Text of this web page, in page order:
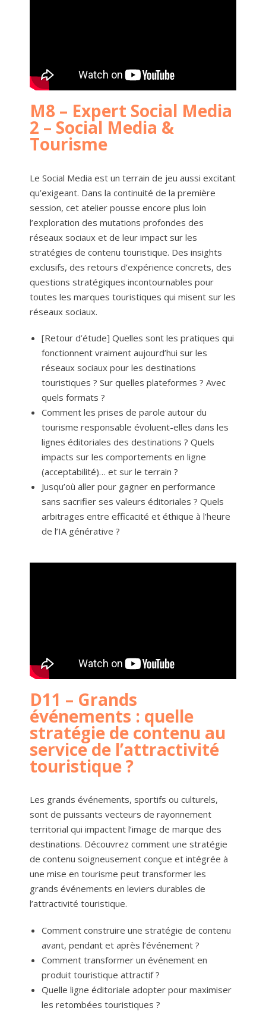
M8 – Expert Social Media
2 – Social Media &
Tourisme
Le Social Media est un terrain de jeu aussi excitant
qu’exigeant. Dans la continuité de la première
session, cet atelier pousse encore plus loin
l’exploration des mutations profondes des
réseaux sociaux et de leur impact sur les
stratégies de contenu touristique. Des insights
exclusifs, des retours d’expérience concrets, des
questions stratégiques incontournables pour
toutes les marques touristiques qui misent sur les
réseaux sociaux.
[Retour d’étude] Quelles sont les pratiques qui
fonctionnent vraiment aujourd’hui sur les
réseaux sociaux pour les destinations
touristiques ? Sur quelles plateformes ? Avec
quels formats ?
Comment les prises de parole autour du
tourisme responsable évoluent-elles dans les
lignes éditoriales des destinations ? Quels
impacts sur les comportements en ligne
(acceptabilité)… et sur le terrain ?
Jusqu’où aller pour gagner en performance
sans sacrifier ses valeurs éditoriales ? Quels
arbitrages entre efficacité et éthique à l’heure
de l’IA générative ?
D11 – Grands
événements : quelle
stratégie de contenu au
service de l’attractivité
touristique ?
Les grands événements, sportifs ou culturels,
sont de puissants vecteurs de rayonnement
territorial qui impactent l’image de marque des
destinations. Découvrez comment une stratégie
de contenu soigneusement conçue et intégrée à
une mise en tourisme peut transformer les
grands événements en leviers durables de
l’attractivité touristique.
Comment construire une stratégie de contenu
avant, pendant et après l’événement ?
Comment transformer un événement en
produit touristique attractif ?
Quelle ligne éditoriale adopter pour maximiser
les retombées touristiques ?